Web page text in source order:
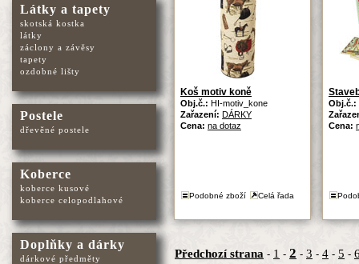
Koš motiv koně
Obj.č.: HI-motiv_kone
Zařazení: DÁRKY
Cena: na dotaz
Podobné zboží Celá řada
Obj.č.:
Cena:
Předchozí strana- 1 - 2 - 3 - 4- 5 -
Látky a tapety
skotská kostka
látky
záclony a závěsy
tapety
ozdobné lišty
Postele
dřevěné postele
Koberce
koberce kusové
koberce celopodlahové
Doplňky a dárky
dárkové předměty